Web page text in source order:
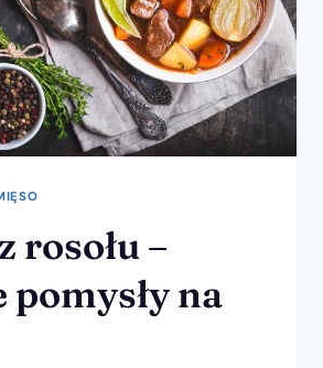
rosołu –
pomysły na